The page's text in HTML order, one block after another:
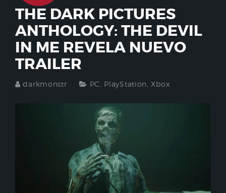
THE DARK PICTURES
ANTHOLOGY: THE DEVIL
IN ME REVELA NUEVO
TRAILER
darkmonstr PC PlayStation Xbox